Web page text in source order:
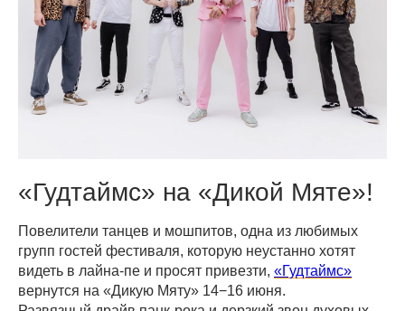
«Гудтаймс» на «Дикой Мяте»!
Повелители танцев и мошпитов, одна из любимых
групп гостей фестиваля, которую неустанно хотят
видеть в лайна-пе и просят привезти, «Гудтаймс»
вернутся на «Дикую Мяту» 14−16 июня.